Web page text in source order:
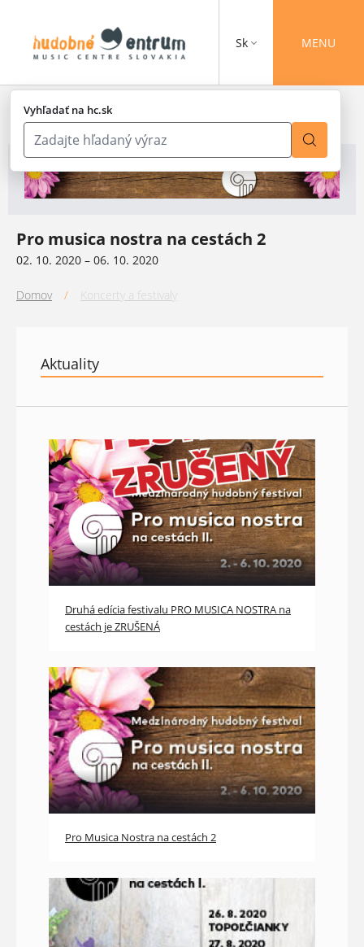
Vyhľadať na hc.sk
Sk MENU
Pro musica nostra na cestách 2
02. 10. 2020 – 06. 10. 2020
Domov / Koncerty a festivaly
Aktuality
Druhá edícia festivalu PRO MUSICA NOSTRA na
cestách je ZRUŠENÁ
Pro Musica Nostra na cestách 2